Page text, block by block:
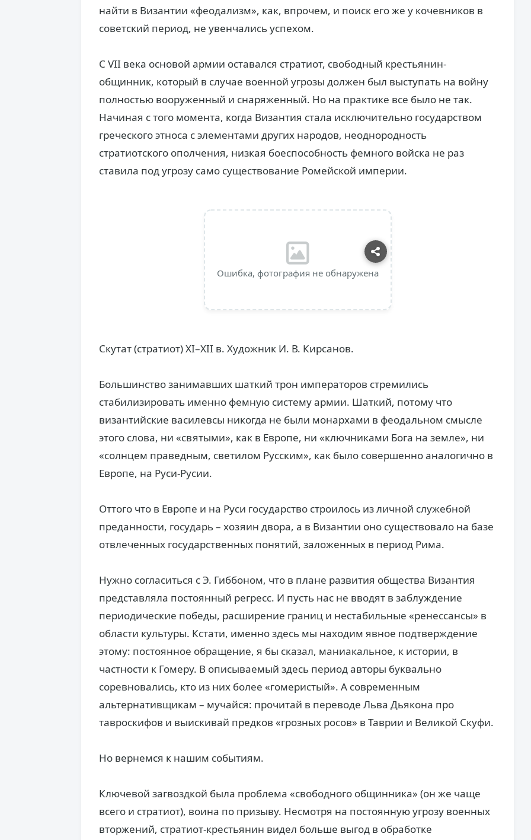
найти в Византии «феодализм», как, впрочем, и поиск его же у кочевников в
советский период, не увенчались успехом.
С VII века основой армии оставался стратиот, свободный крестьянин-
общинник, который в случае военной угрозы должен был выступать на войну
полностью вооруженный и снаряженный. Но на практике все было не так.
Начиная с того момента, когда Византия стала исключительно государством
греческого этноса с элементами других народов, неоднородность
стратиотского ополчения, низкая боеспособность фемного войска не раз
ставила под угрозу само существование Ромейской империи.
Ошибка, фотография не обнаружена
Скутат (стратиот) XI–XII в. Художник И. В. Кирсанов.
Большинство занимавших шаткий трон императоров стремились
стабилизировать именно фемную систему армии. Шаткий, потому что
византийские василевсы никогда не были монархами в феодальном смысле
этого слова, ни «святыми», как в Европе, ни «ключниками Бога на земле», ни
«солнцем праведным, светилом Русским», как было совершенно аналогично в
Европе, на Руси-Русии.
Оттого что в Европе и на Руси государство строилось из личной служебной
преданности, государь – хозяин двора, а в Византии оно существовало на базе
отвлеченных государственных понятий, заложенных в период Рима.
Нужно согласиться с Э. Гиббоном, что в плане развития общества Византия
представляла постоянный регресс. И пусть нас не вводят в заблуждение
периодические победы, расширение границ и нестабильные «ренессансы» в
области культуры. Кстати, именно здесь мы находим явное подтверждение
этому: постоянное обращение, я бы сказал, маниакальное, к истории, в
частности к Гомеру. В описываемый здесь период авторы буквально
соревновались, кто из них более «гомеристый». А современным
альтернативщикам – мучайся: прочитай в переводе Льва Дьякона про
тавроскифов и выискивай предков «грозных росов» в Таврии и Великой Скуфи.
Но вернемся к нашим событиям.
Ключевой загвоздкой была проблема «свободного общинника» (он же чаще
всего и стратиот), воина по призыву. Несмотря на постоянную угрозу военных
вторжений, стратиот-крестьянин видел больше выгод в обработке